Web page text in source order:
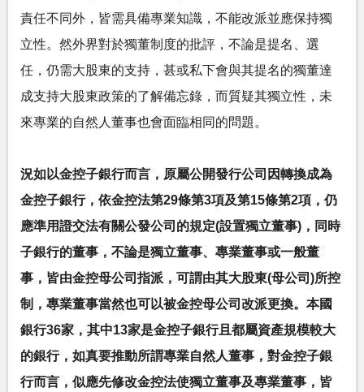
責任不同外，皆需具備專業知識，不能改派並應保持獨
立性。然外界對於獨董制度的批評，不論是提名、選
任，仍需大股東的支持，甚或私下會與其提名的獨董達
成支持大股東政策的了解備忘錄，而質疑其獨立性，未
來專業的自然人董事也會面臨相同的問題。
況如以金控子銀行而言，原屬公開發行公司因轉換成為
金控子銀行，依金控法第29條第3項及第15條第2項，仍
應準用證交法有關公發公司的規定(設置獨立董事)，同時
子銀行的董事，不論是獨立董事、專業董事或一般董
事，皆由金控母公司指派，可謂由其大股東(母公司)所控
制，專業董事當然也可以被金控母公司改派更換。本國
銀行36家，其中13家是金控子銀行且都屬資產規模較大
的銀行，如真要推動所謂專業自然人董事，對金控子銀
行而言，似應先修改金控法使獨立董事及專業董事，皆